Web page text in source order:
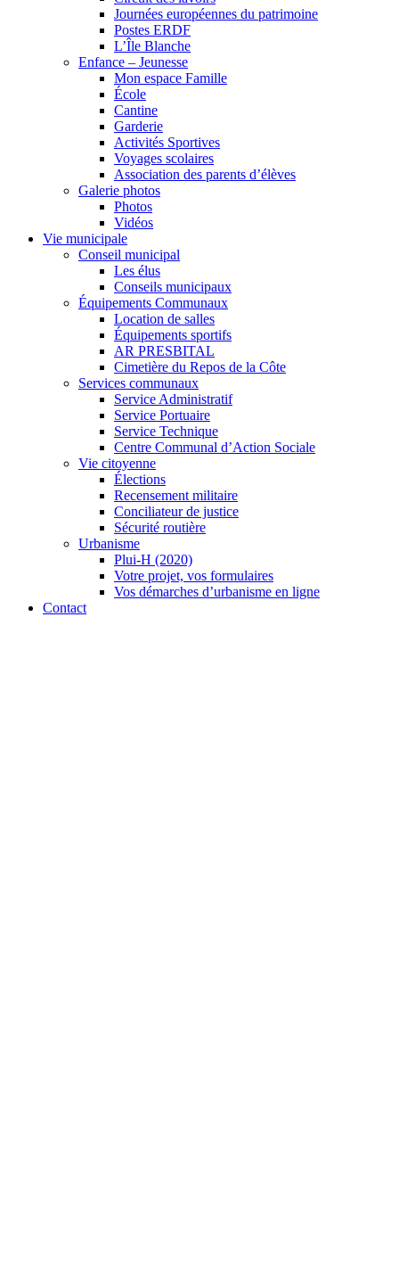
Journées européennes du patrimoine
Postes ERDF
L’Île Blanche
Enfance – Jeunesse
Mon espace Famille
École
Cantine
Garderie
Activités Sportives
Voyages scolaires
Association des parents d’élèves
Galerie photos
Photos
Vidéos
Vie municipale
Conseil municipal
Les élus
Conseils municipaux
Équipements Communaux
Location de salles
Équipements sportifs
AR PRESBITAL
Cimetière du Repos de la Côte
Services communaux
Service Administratif
Service Portuaire
Service Technique
Centre Communal d’Action Sociale
Vie citoyenne
Élections
Recensement militaire
Conciliateur de justice
Sécurité routière
Urbanisme
Plui-H (2020)
Votre projet, vos formulaires
Vos démarches d’urbanisme en ligne
Contact